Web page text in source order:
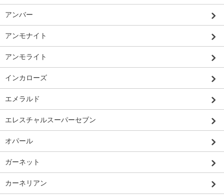
アンバー
アンモナイト
アンモライト
インカローズ
エメラルド
エレスチャルスーパーセブン
オパール
ガーネット
カーネリアン